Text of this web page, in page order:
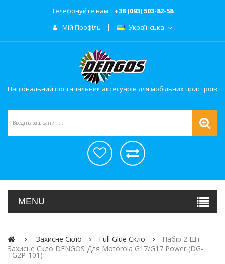
Телефонуйте нам: : +38 (093) 503-82-58
Мій Профіль
Українська
Національний постачальник аксесуарів для мобільних пристроїв
MENU
Захисне Скло Full Glue Скло
Набір 2 Шт.
Захисне Скло DENGOS Для Motorola G17/G17 Power (DG-
TG2P-101)